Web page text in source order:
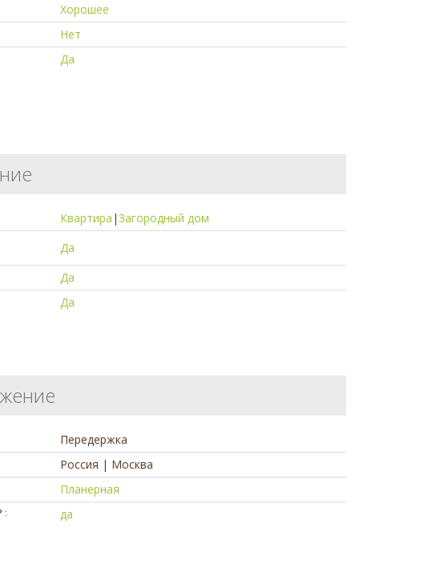
Хорошее
Нет
Да
Квартира |Загородный дом
Да
Да
Да
Передержка
Россия | Москва
Планерная
: да